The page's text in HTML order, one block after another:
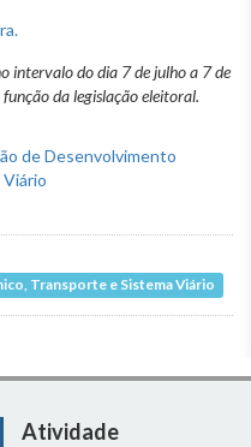
intervalo do dia 7 de julho a 7 de
da legislação eleitoral.
Transporte e Sistema Viário
Atividade